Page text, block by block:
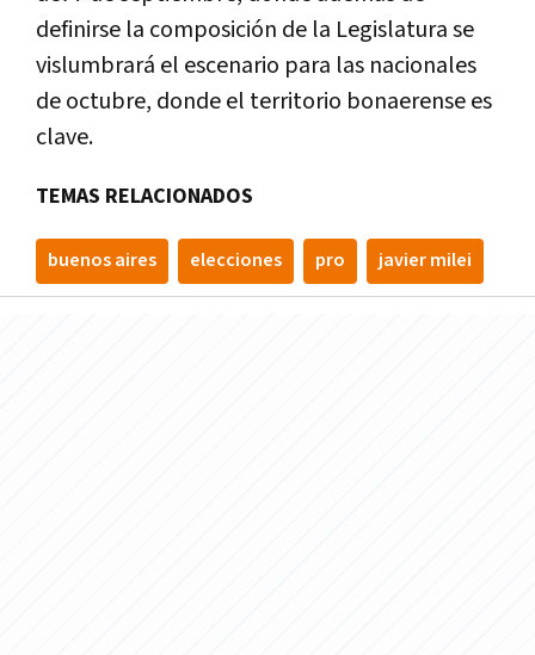
definirse la composición de la Legislatura se
vislumbrará el escenario para las nacionales
de octubre, donde el territorio bonaerense es
clave.
TEMAS RELACIONADOS
buenos aires elecciones pro javier milei